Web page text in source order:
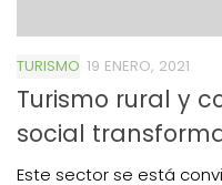
TURISMO 19 ENERO, 2021
Turismo rural y
social
Este sector se está